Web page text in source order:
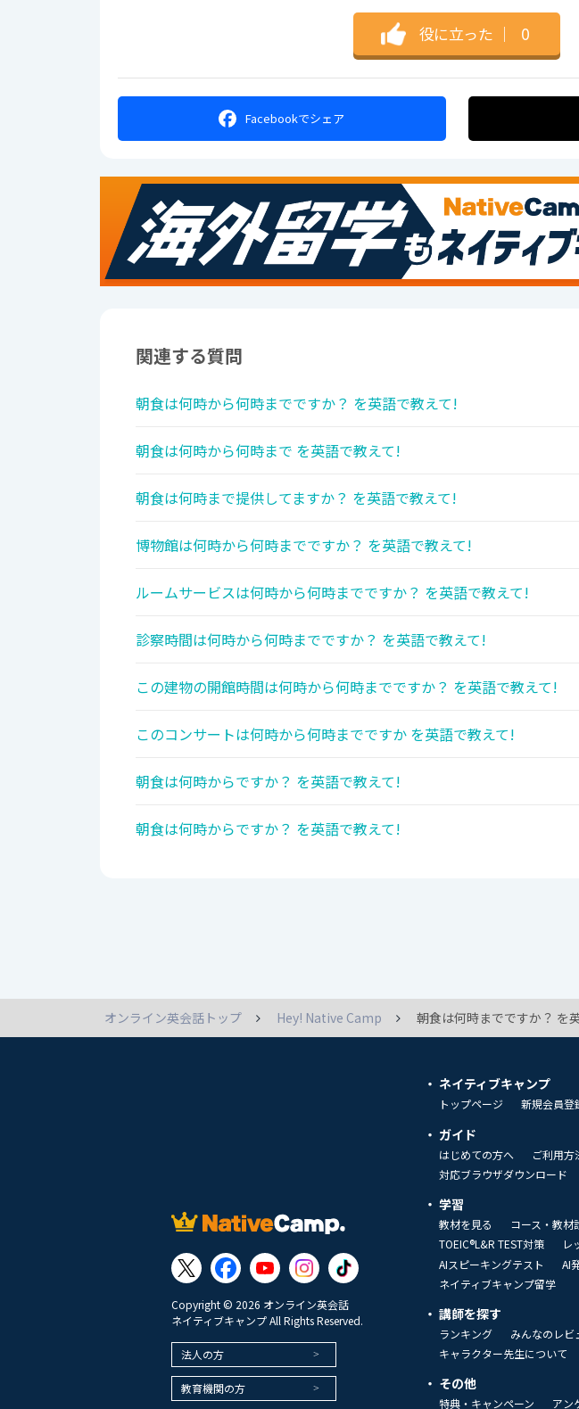
役に立った ｜ 0
Facebookでシェア
関連する質問
朝食は何時から何時までですか？ を英語で教えて!
朝食は何時から何時まで を英語で教えて!
朝食は何時まで提供してますか？ を英語で教えて!
博物館は何時から何時までですか？ を英語で教えて!
ルームサービスは何時から何時までですか？ を英語で教えて!
診察時間は何時から何時までですか？ を英語で教えて!
この建物の開館時間は何時から何時までですか？ を英語で教えて!
このコンサートは何時から何時までですか を英語で教えて!
朝食は何時からですか？ を英語で教えて!
朝食は何時からですか？ を英語で教えて!
オンライン英会話トップ Hey! Native Camp 朝食は何時までですか？ を
Copyright © 2026 オンライン英会話
ネイティブキャンプ All Rights Reserved.
法人の方
教育機関の方
ネイティブキャンプ
トップページ 新規会員登
ガイド
はじめての方へ ご利用方
対応ブラウザダウンロード
学習
教材を見る コース・教材
TOEIC®L&R TEST対策
レ
AIスピーキングテスト
AI
ネイティブキャンプ留学
講師を探す
ランキング みんなのレビ
キャラクター先生について
その他
特典・キャンペーン アン